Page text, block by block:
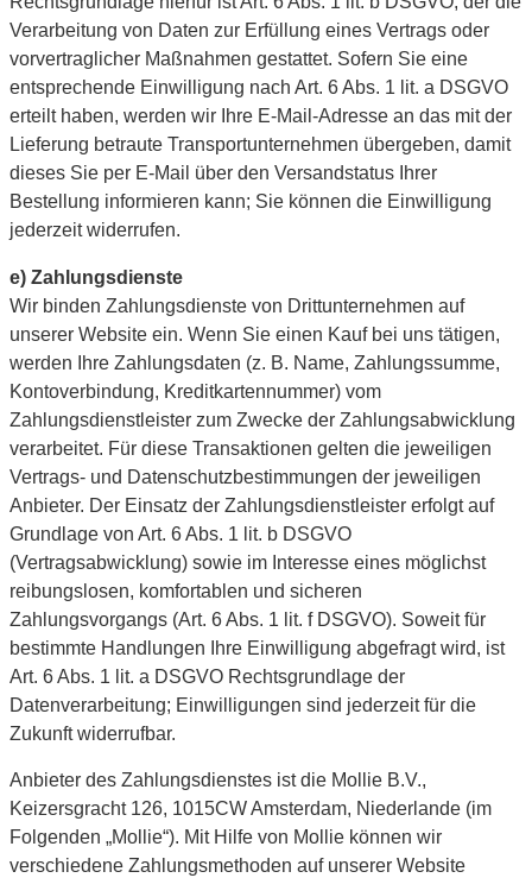
Verarbeitung von Daten zur Erfüllung eines Vertrags oder
vorvertraglicher Maßnahmen gestattet. Sofern Sie eine
entsprechende Einwilligung nach Art. 6 Abs. 1 lit. a DSGVO
erteilt haben, werden wir Ihre E-Mail-Adresse an das mit der
Lieferung betraute Transportunternehmen übergeben, damit
dieses Sie per E-Mail über den Versandstatus Ihrer
Bestellung informieren kann; Sie können die Einwilligung
jederzeit widerrufen.
e) Zahlungsdienste
Wir binden Zahlungsdienste von Drittunternehmen auf
unserer Website ein. Wenn Sie einen Kauf bei uns tätigen,
werden Ihre Zahlungsdaten (z. B. Name, Zahlungssumme,
Kontoverbindung, Kreditkartennummer) vom
Zahlungsdienstleister zum Zwecke der Zahlungsabwicklung
verarbeitet. Für diese Transaktionen gelten die jeweiligen
Vertrags- und Datenschutzbestimmungen der jeweiligen
Anbieter. Der Einsatz der Zahlungsdienstleister erfolgt auf
Grundlage von Art. 6 Abs. 1 lit. b DSGVO
(Vertragsabwicklung) sowie im Interesse eines möglichst
reibungslosen, komfortablen und sicheren
Zahlungsvorgangs (Art. 6 Abs. 1 lit. f DSGVO). Soweit für
bestimmte Handlungen Ihre Einwilligung abgefragt wird, ist
Art. 6 Abs. 1 lit. a DSGVO Rechtsgrundlage der
Datenverarbeitung; Einwilligungen sind jederzeit für die
Zukunft widerrufbar.
Anbieter des Zahlungsdienstes ist die Mollie B.V.,
Keizersgracht 126, 1015CW Amsterdam, Niederlande (im
Folgenden „Mollie“). Mit Hilfe von Mollie können wir
verschiedene Zahlungsmethoden auf unserer Website